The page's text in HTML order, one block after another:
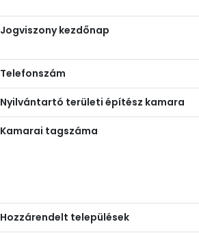
Jogviszony kezdőnap
Telefonszám
Nyilvántartó területi építész kamara
Kamarai tagszáma
Hozzárendelt települések